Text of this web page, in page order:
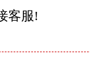
客服!